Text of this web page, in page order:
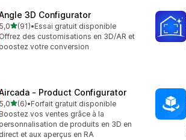
3D Configurator
5,0étoile(s) sur 5
(91)
91 avis au total
•Essai gratuit disponible
des customisations en 3D/AR et
votre conversion
‑ Product Configurator
5,0étoile(s) sur 5
(6)
6 avis au total
•Forfait gratuit disponible
vos ventes grâce à la
de produits en 3D en
et aux aperçus en RA